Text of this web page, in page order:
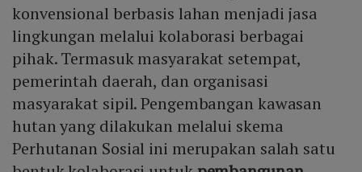
konvensional berbasis lahan menjadi jasa
lingkungan melalui kolaborasi berbagai
pihak. Termasuk masyarakat setempat,
pemerintah daerah, dan organisasi
masyarakat sipil. Pengembangan kawasan
hutan yang dilakukan melalui skema
Perhutanan Sosial ini merupakan salah satu